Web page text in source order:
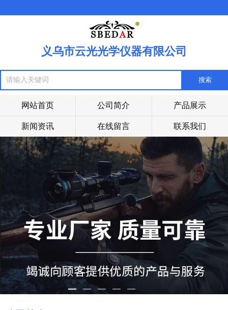
义乌市云光光学仪器有限公司
网站首页 公司简介 产品展示
新闻资讯 在线留言 联系我们